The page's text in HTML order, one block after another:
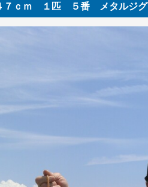
７ｃｍ １匹 ５番 メタルジグ